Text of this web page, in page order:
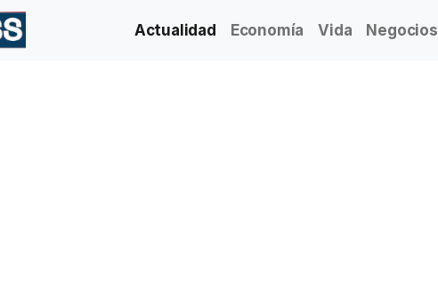
Actualidad Economía Vida Negocios